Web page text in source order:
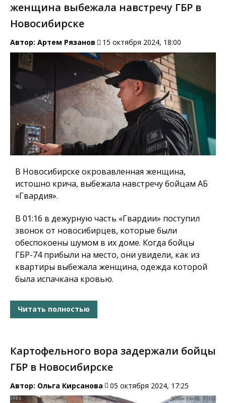
женщина выбежала навстречу ГБР в
Новосибирске
Автор: Артем Рязанов 15 октября 2024, 18:00
В Новосибирске окровавленная женщина,
истошно крича, выбежала навстречу бойцам АБ
«Гвардия».
В 01:16 в дежурную часть «Гвардии» поступил
звонок от новосибирцев, которые были
обеспокоены шумом в их доме. Когда бойцы
ГБР-74 прибыли на место, они увидели, как из
квартиры выбежала женщина, одежда которой
была испачкана кровью.
Читать полностью
Картофельного вора задержали бойцы
ГБР в Новосибирске
Автор: Ольга Кирсанова 05 октября 2024, 17:25